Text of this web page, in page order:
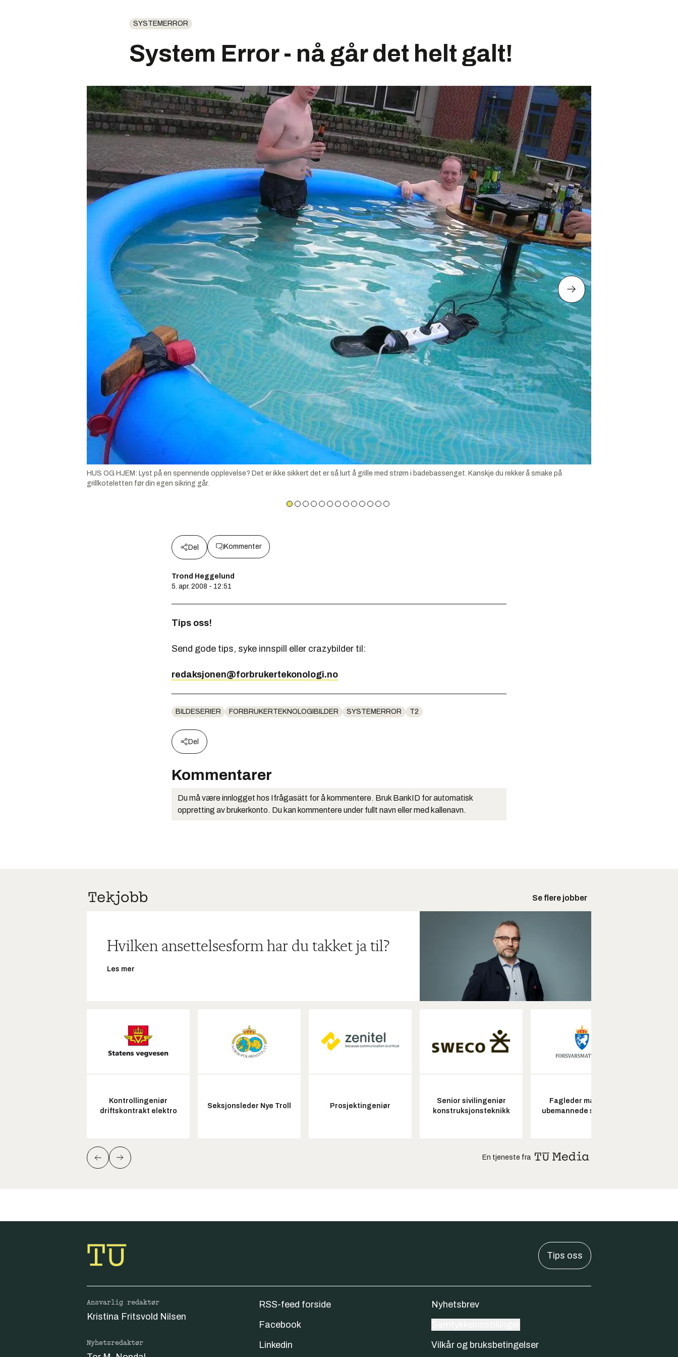
SYSTEMERROR
System Error - nå går det helt galt!
HUS OG HJEM: Lyst på en spennende opplevelse? Det er ikke sikkert det er så lurt å grille med strøm i badebassenget. Kanskje du rekker å smake på
grillkoteletten før din egen sikring går.
Del Kommenter
Trond Heggelund
5. apr. 2008 - 12:51
Tips oss!
Send gode tips, syke innspill eller crazybilder til:
redaksjonen@forbrukertekonologi.no
BILDESERIER FORBRUKERTEKNOLOGIBILDER SYSTEMERROR T2
Del
Kommentarer
Du må være innlogget hos Ifrågasätt for å kommentere. Bruk BankID for automatisk
oppretting av brukerkonto. Du kan kommentere under fullt navn eller med kallenavn.
Se flere jobber
Hvilken ansettelsesform har du takket ja til?
Les mer
Kontrollingeniør
driftskontrakt elektro
Seksjonsleder Nye Troll Prosjektingeniør
Senior sivilingeniør
konstruksjonsteknikk
Fagleder maritime
ubemannede systemer
En tjeneste fra
Tips oss
Ansvarlig redaktør
Kristina Fritsvold Nilsen
Nyhetsredaktør
RSS-feed forside
Facebook
Linkedin
Nyhetsbrev
Vilkår og bruksbetingelser